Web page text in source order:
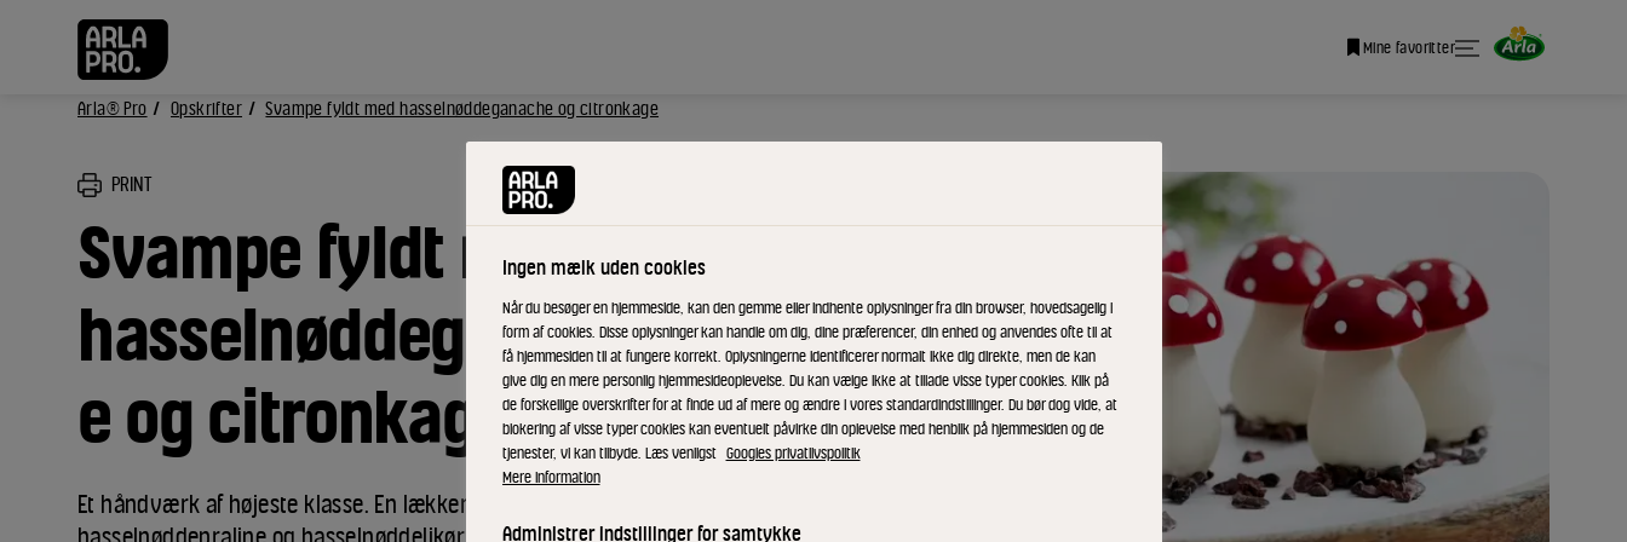
Mine favoritter
Arla® Pro Opskrifter Svampe fyldt med hasselnøddeganache og citronkage
PRINT
Svampe fyldt med
hasselnøddeganach
e og citronkage
Et håndværk af højeste klasse. En lækker ganache på
Ingen mælk uden cookies
Når du besøger en hjemmeside, kan den gemme eller indhente oplysninger fra din browser, hovedsagelig i
form af cookies. Disse oplysninger kan handle om dig, dine præferencer, din enhed og anvendes ofte til at
få hjemmesiden til at fungere korrekt. Oplysningerne identificerer normalt ikke dig direkte, men de kan
give dig en mere personlig hjemmesideoplevelse. Du kan vælge ikke at tillade visse typer cookies. Klik på
de forskellige overskrifter for at finde ud af mere og ændre i vores standardindstillinger. Du bør dog vide, at
blokering af visse typer cookies kan eventuelt påvirke din oplevelse med henblik på hjemmesiden og de
tjenester, vi kan tilbyde. Læs venligst Googles privatlivspolitik
Mere information
Administrer indstillinger for samtykke